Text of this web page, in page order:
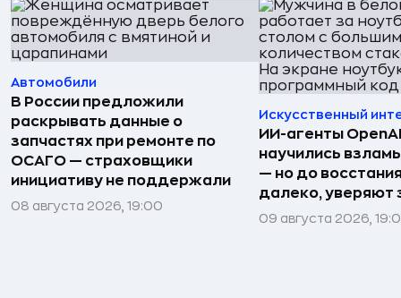
Автомобили
В России предложили
раскрывать данные о
запчастях при ремонте по
ОСАГО — страховщики
инициативу не поддержали
08 августа 2026, 19:00
Искусственный
ИИ-агенты
научились
— но до
далеко, уверяют
09 августа 2026,